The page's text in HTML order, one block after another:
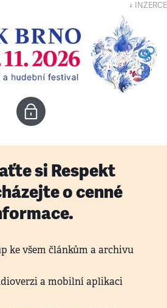
↓ INZERCE
si Respekt
o cenné
ke všem článkům a archivu
a mobilní aplikaci